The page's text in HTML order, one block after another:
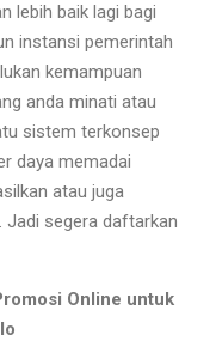
lebih baik lagi bagi
instansi pemerintah
kemampuan
anda minati atau
sistem terkonsep
daya memadai
atau juga
Jadi segera daftarkan
Online untuk